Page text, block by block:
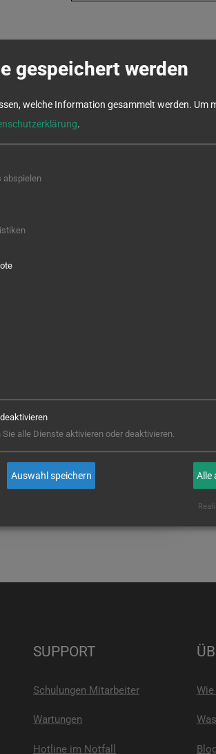
noch was frei...
– aber wer weiß, vielleicht
bald Ihres? Wir sind bereit,
MAIL
SUPPORT
Schulungen Mitarbeiter
Wartungen
Hotline im Notfall
gespeichert werden
welche Information gesammelt werden. Um
.
abspielen
alle Dienste aktivieren oder deaktivieren.
Auswahl speichern Alle